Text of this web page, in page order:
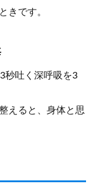
きです。
秒吐く深呼吸を3
えると、身体と思